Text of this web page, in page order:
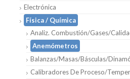
Electrónica
Física / Química
Analiz. Combustión/Gases/
Anemómetros
Balanzas/Masas/Básculas/
Calibradores De Proceso/